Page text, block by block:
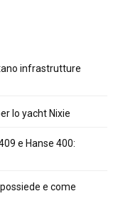
infrastrutture
lo yacht Nixie
e Hanse 400:
e come